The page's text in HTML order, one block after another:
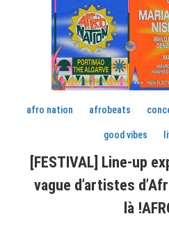
afro nation afrobeats
good vibes
[FESTIVAL] Line-up
vague d’artistes
là